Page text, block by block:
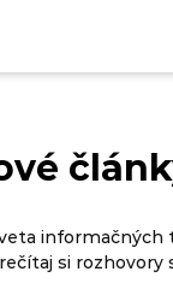
si rozhovory